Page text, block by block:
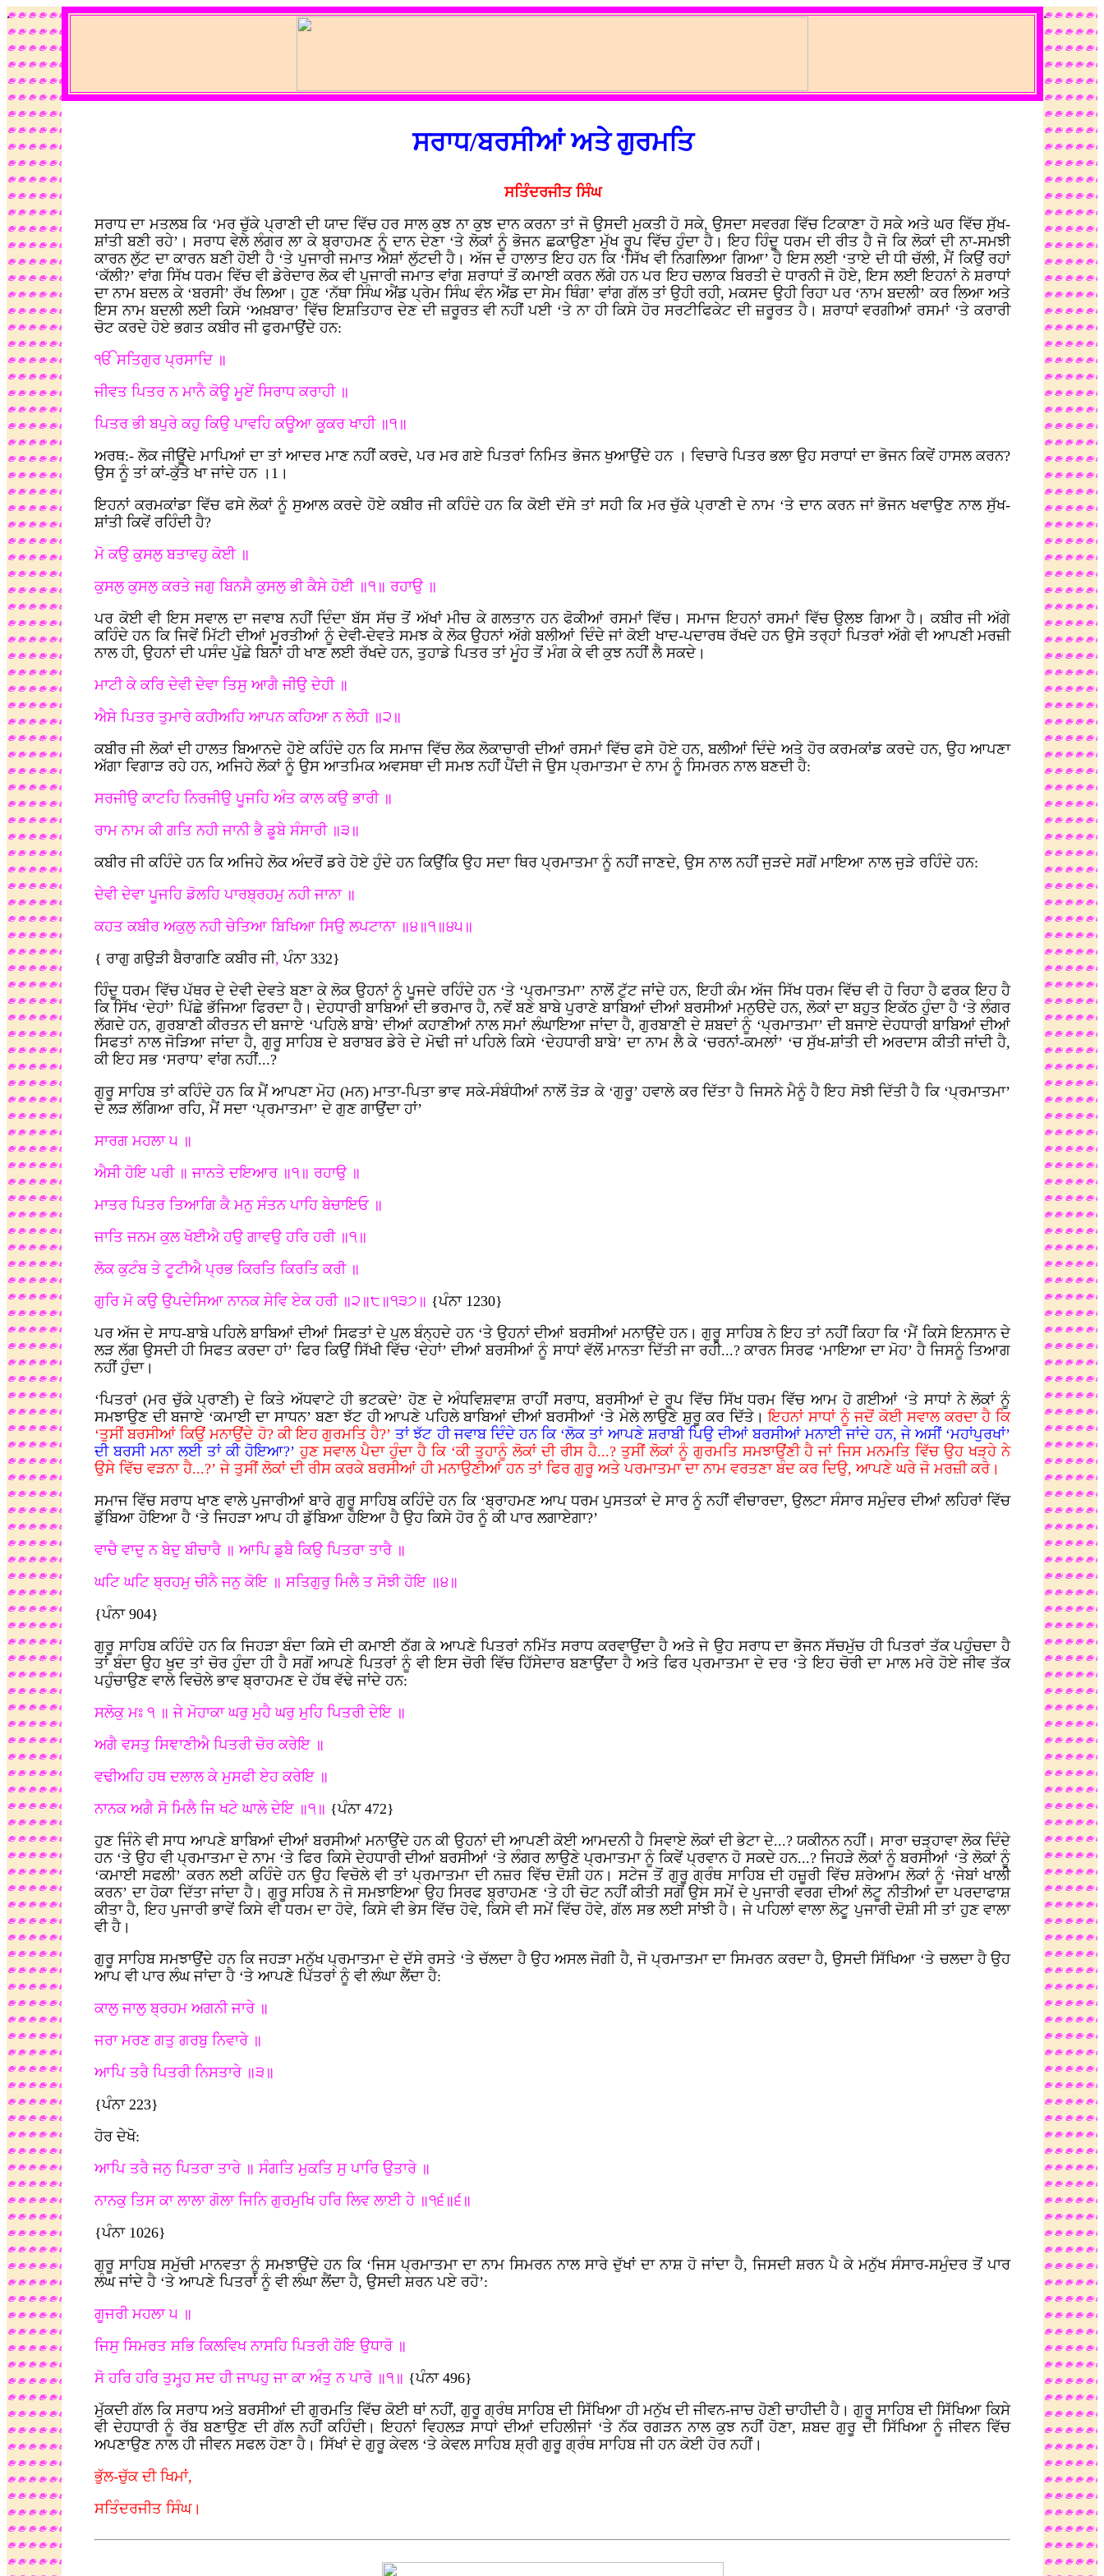
.
ਸਰਾਧ/ਬਰਸੀਆਂ ਅਤੇ ਗੁਰਮਤਿ
ਸਤਿੰਦਰਜੀਤ ਸਿੰਘ
ਸਰਾਧ ਦਾ ਮਤਲਬ ਕਿ ‘ਮਰ ਚੁੱਕੇ ਪ੍ਰਾਣੀ ਦੀ ਯਾਦ ਵਿੱਚ ਹਰ ਸਾਲ ਕੁਝ ਨਾ ਕੁਝ ਦਾਨ ਕਰਨਾ ਤਾਂ ਜੋ ਉਸਦੀ ਮੁਕਤੀ ਹੋ ਸਕੇ, ਉਸਦਾ ਸਵਰਗ ਵਿੱਚ ਟਿਕਾਣਾ ਹੋ ਸਕੇ ਅਤੇ ਘਰ ਵਿੱਚ ਸੁੱਖ-
ਸ਼ਾਂਤੀ ਬਣੀ ਰਹੇ’। ਸਰਾਧ ਵੇਲੇ ਲੰਗਰ ਲਾ ਕੇ ਬ੍ਰਾਹਮਣ ਨੂੰ ਦਾਨ ਦੇਣਾ ‘ਤੇ ਲੋਕਾਂ ਨੂੰ ਭੋਜਨ ਛਕਾਉਣਾ ਮੁੱਖ ਰੂਪ ਵਿੱਚ ਹੁੰਦਾ ਹੈ। ਇਹ ਹਿੰਦੂ ਧਰਮ ਦੀ ਰੀਤ ਹੈ ਜੋ ਕਿ ਲੋਕਾਂ ਦੀ ਨਾ-ਸਮਝੀ
ਕਾਰਨ ਲੁੱਟ ਦਾ ਕਾਰਨ ਬਣੀ ਹੋਈ ਹੈ ‘ਤੇ ਪੁਜਾਰੀ ਜਮਾਤ ਐਸ਼ਾਂ ਲੁੱਟਦੀ ਹੈ। ਅੱਜ ਦੇ ਹਾਲਾਤ ਇਹ ਹਨ ਕਿ ‘ਸਿੱਖ ਵੀ ਨਿਗਲਿਆ ਗਿਆ’ ਹੈ ਇਸ ਲਈ ‘ਤਾਏ ਦੀ ਧੀ ਚੱਲੀ, ਮੈਂ ਕਿਉਂ ਰਹਾਂ
‘ਕੱਲੀ?’ ਵਾਂਗ ਸਿੱਖ ਧਰਮ ਵਿੱਚ ਵੀ ਡੇਰੇਦਾਰ ਲੋਕ ਵੀ ਪੁਜਾਰੀ ਜਮਾਤ ਵਾਂਗ ਸ਼ਰਾਧਾਂ ਤੋਂ ਕਮਾਈ ਕਰਨ ਲੱਗੇ ਹਨ ਪਰ ਇਹ ਚਲਾਕ ਬਿਰਤੀ ਦੇ ਧਾਰਨੀ ਜੋ ਹੋਏ, ਇਸ ਲਈ ਇਹਨਾਂ ਨੇ ਸ਼ਰਾਧਾਂ
ਦਾ ਨਾਮ ਬਦਲ ਕੇ ‘ਬਰਸੀ’ ਰੱਖ ਲਿਆ। ਹੁਣ ‘ਨੱਥਾ ਸਿੰਘ ਐਂਡ ਪ੍ਰੇਮ ਸਿੰਘ ਵੰਨ ਐਂਡ ਦਾ ਸੇਮ ਥਿੰਗ’ ਵਾਂਗ ਗੱਲ ਤਾਂ ਉਹੀ ਰਹੀ, ਮਕਸਦ ਉਹੀ ਰਿਹਾ ਪਰ ‘ਨਾਮ ਬਦਲੀ’ ਕਰ ਲਿਆ ਅਤੇ
ਇਸ ਨਾਮ ਬਦਲੀ ਲਈ ਕਿਸੇ ‘ਅਖ਼ਬਾਰ’ ਵਿੱਚ ਇਸ਼ਤਿਹਾਰ ਦੇਣ ਦੀ ਜ਼ਰੂਰਤ ਵੀ ਨਹੀਂ ਪਈ ‘ਤੇ ਨਾ ਹੀ ਕਿਸੇ ਹੋਰ ਸਰਟੀਫਿਕੇਟ ਦੀ ਜ਼ਰੂਰਤ ਹੈ। ਸ਼ਰਾਧਾਂ ਵਰਗੀਆਂ ਰਸਮਾਂ ‘ਤੇ ਕਰਾਰੀ
ਚੋਟ ਕਰਦੇ ਹੋਏ ਭਗਤ ਕਬੀਰ ਜੀ ਫੁਰਮਾਉਂਦੇ ਹਨ:
ੴ ਸਤਿਗੁਰ ਪ੍ਰਸਾਦਿ ॥
ਜੀਵਤ ਪਿਤਰ ਨ ਮਾਨੈ ਕੋਊ ਮੂਏਂ ਸਿਰਾਧ ਕਰਾਹੀ ॥
ਪਿਤਰ ਭੀ ਬਪੁਰੇ ਕਹੁ ਕਿਉ ਪਾਵਹਿ ਕਊਆ ਕੂਕਰ ਖਾਹੀ ॥੧॥
ਅਰਥ:- ਲੋਕ ਜੀਊਂਦੇ ਮਾਪਿਆਂ ਦਾ ਤਾਂ ਆਦਰ ਮਾਣ ਨਹੀਂ ਕਰਦੇ, ਪਰ ਮਰ ਗਏ ਪਿਤਰਾਂ ਨਿਮਿਤ ਭੋਜਨ ਖੁਆਉਂਦੇ ਹਨ । ਵਿਚਾਰੇ ਪਿਤਰ ਭਲਾ ਉਹ ਸਰਾਧਾਂ ਦਾ ਭੋਜਨ ਕਿਵੇਂ ਹਾਸਲ ਕਰਨ?
ਉਸ ਨੂੰ ਤਾਂ ਕਾਂ-ਕੁੱਤੇ ਖਾ ਜਾਂਦੇ ਹਨ ।1।
ਇਹਨਾਂ ਕਰਮਕਾਂਡਾ ਵਿੱਚ ਫਸੇ ਲੋਕਾਂ ਨੂੰ ਸੁਆਲ ਕਰਦੇ ਹੋਏ ਕਬੀਰ ਜੀ ਕਹਿੰਦੇ ਹਨ ਕਿ ਕੋਈ ਦੱਸੇ ਤਾਂ ਸਹੀ ਕਿ ਮਰ ਚੁੱਕੇ ਪ੍ਰਾਣੀ ਦੇ ਨਾਮ ‘ਤੇ ਦਾਨ ਕਰਨ ਜਾਂ ਭੋਜਨ ਖਵਾਉਣ ਨਾਲ ਸੁੱਖ-
ਸ਼ਾਂਤੀ ਕਿਵੇਂ ਰਹਿੰਦੀ ਹੈ?
ਮੋ ਕਉ ਕੁਸਲੁ ਬਤਾਵਹੁ ਕੋਈ ॥
ਕੁਸਲੁ ਕੁਸਲੁ ਕਰਤੇ ਜਗੁ ਬਿਨਸੈ ਕੁਸਲੁ ਭੀ ਕੈਸੇ ਹੋਈ ॥੧॥ ਰਹਾਉ ॥
ਪਰ ਕੋਈ ਵੀ ਇਸ ਸਵਾਲ ਦਾ ਜਵਾਬ ਨਹੀਂ ਦਿੰਦਾ ਬੱਸ ਸੱਚ ਤੋਂ ਅੱਖਾਂ ਮੀਚ ਕੇ ਗਲਤਾਨ ਹਨ ਫੋਕੀਆਂ ਰਸਮਾਂ ਵਿੱਚ। ਸਮਾਜ ਇਹਨਾਂ ਰਸਮਾਂ ਵਿੱਚ ਉਲਝ ਗਿਆ ਹੈ। ਕਬੀਰ ਜੀ ਅੱਗੇ
ਕਹਿੰਦੇ ਹਨ ਕਿ ਜਿਵੇਂ ਮਿੱਟੀ ਦੀਆਂ ਮੂਰਤੀਆਂ ਨੂੰ ਦੇਵੀ-ਦੇਵਤੇ ਸਮਝ ਕੇ ਲੋਕ ਉਹਨਾਂ ਅੱਗੇ ਬਲੀਆਂ ਦਿੰਦੇ ਜਾਂ ਕੋਈ ਖਾਦ-ਪਦਾਰਥ ਰੱਖਦੇ ਹਨ ਉਸੇ ਤਰ੍ਹਾਂ ਪਿਤਰਾਂ ਅੱਗੇ ਵੀ ਆਪਣੀ ਮਰਜ਼ੀ
ਨਾਲ ਹੀ, ਉਹਨਾਂ ਦੀ ਪਸੰਦ ਪੁੱਛੇ ਬਿਨਾਂ ਹੀ ਖਾਣ ਲਈ ਰੱਖਦੇ ਹਨ, ਤੁਹਾਡੇ ਪਿਤਰ ਤਾਂ ਮੂੰਹ ਤੋਂ ਮੰਗ ਕੇ ਵੀ ਕੁਝ ਨਹੀਂ ਲੈ ਸਕਦੇ।
ਮਾਟੀ ਕੇ ਕਰਿ ਦੇਵੀ ਦੇਵਾ ਤਿਸੁ ਆਗੈ ਜੀਉ ਦੇਹੀ ॥
ਐਸੇ ਪਿਤਰ ਤੁਮਾਰੇ ਕਹੀਅਹਿ ਆਪਨ ਕਹਿਆ ਨ ਲੇਹੀ ॥੨॥
ਕਬੀਰ ਜੀ ਲੋਕਾਂ ਦੀ ਹਾਲਤ ਬਿਆਨਦੇ ਹੋਏ ਕਹਿੰਦੇ ਹਨ ਕਿ ਸਮਾਜ ਵਿੱਚ ਲੋਕ ਲੋਕਾਚਾਰੀ ਦੀਆਂ ਰਸਮਾਂ ਵਿੱਚ ਫਸੇ ਹੋਏ ਹਨ, ਬਲੀਆਂ ਦਿੰਦੇ ਅਤੇ ਹੋਰ ਕਰਮਕਾਂਡ ਕਰਦੇ ਹਨ, ਉਹ ਆਪਣਾ
ਅੱਗਾ ਵਿਗਾੜ ਰਹੇ ਹਨ, ਅਜਿਹੇ ਲੋਕਾਂ ਨੂੰ ਉਸ ਆਤਮਿਕ ਅਵਸਥਾ ਦੀ ਸਮਝ ਨਹੀਂ ਪੈਂਦੀ ਜੋ ਉਸ ਪ੍ਰਮਾਤਮਾ ਦੇ ਨਾਮ ਨੂੰ ਸਿਮਰਨ ਨਾਲ ਬਣਦੀ ਹੈ:
ਸਰਜੀਉ ਕਾਟਹਿ ਨਿਰਜੀਉ ਪੂਜਹਿ ਅੰਤ ਕਾਲ ਕਉ ਭਾਰੀ ॥
ਰਾਮ ਨਾਮ ਕੀ ਗਤਿ ਨਹੀ ਜਾਨੀ ਭੈ ਡੂਬੇ ਸੰਸਾਰੀ ॥੩॥
ਕਬੀਰ ਜੀ ਕਹਿੰਦੇ ਹਨ ਕਿ ਅਜਿਹੇ ਲੋਕ ਅੰਦਰੋਂ ਡਰੇ ਹੋਏ ਹੁੰਦੇ ਹਨ ਕਿਉਂਕਿ ਉਹ ਸਦਾ ਥਿਰ ਪ੍ਰਮਾਤਮਾ ਨੂੰ ਨਹੀਂ ਜਾਣਦੇ, ਉਸ ਨਾਲ ਨਹੀਂ ਜੁੜਦੇ ਸਗੋਂ ਮਾਇਆ ਨਾਲ ਜੁੜੇ ਰਹਿੰਦੇ ਹਨ:
ਦੇਵੀ ਦੇਵਾ ਪੂਜਹਿ ਡੋਲਹਿ ਪਾਰਬ੍ਰਹਮੁ ਨਹੀ ਜਾਨਾ ॥
ਕਹਤ ਕਬੀਰ ਅਕੁਲੁ ਨਹੀ ਚੇਤਿਆ ਬਿਖਿਆ ਸਿਉ ਲਪਟਾਨਾ ॥੪॥੧॥੪੫॥
{ ਰਾਗੁ ਗਉੜੀ ਬੈਰਾਗਣਿ ਕਬੀਰ ਜੀ, ਪੰਨਾ 332}
ਹਿੰਦੂ ਧਰਮ ਵਿੱਚ ਪੱਥਰ ਦੇ ਦੇਵੀ ਦੇਵਤੇ ਬਣਾ ਕੇ ਲੋਕ ਉਹਨਾਂ ਨੂੰ ਪੂਜਦੇ ਰਹਿੰਦੇ ਹਨ ‘ਤੇ ‘ਪ੍ਰਮਾਤਮਾ’ ਨਾਲੋਂ ਟੁੱਟ ਜਾਂਦੇ ਹਨ, ਇਹੀ ਕੰਮ ਅੱਜ ਸਿੱਖ ਧਰਮ ਵਿੱਚ ਵੀ ਹੋ ਰਿਹਾ ਹੈ ਫਰਕ ਇਹ ਹੈ
ਕਿ ਸਿੱਖ ‘ਦੇਹਾਂ’ ਪਿੱਛੇ ਭੱਜਿਆ ਫਿਰਦਾ ਹੈ। ਦੇਹਧਾਰੀ ਬਾਬਿਆਂ ਦੀ ਭਰਮਾਰ ਹੈ, ਨਵੇਂ ਬਣੇ ਬਾਬੇ ਪੁਰਾਣੇ ਬਾਬਿਆਂ ਦੀਆਂ ਬਰਸੀਆਂ ਮਨੁੳਦੇ ਹਨ, ਲੋਕਾਂ ਦਾ ਬਹੁਤ ਇਕੱਠ ਹੁੰਦਾ ਹੈ ‘ਤੇ ਲੰਗਰ
ਲੱਗਦੇ ਹਨ, ਗੁਰਬਾਣੀ ਕੀਰਤਨ ਦੀ ਬਜਾਏ ‘ਪਹਿਲੇ ਬਾਬੇ’ ਦੀਆਂ ਕਹਾਣੀਆਂ ਨਾਲ ਸਮਾਂ ਲੰਘਾਇਆ ਜਾਂਦਾ ਹੈ, ਗੁਰਬਾਣੀ ਦੇ ਸ਼ਬਦਾਂ ਨੂੰ ‘ਪ੍ਰਮਾਤਮਾ’ ਦੀ ਬਜਾਏ ਦੇਹਧਾਰੀ ਬਾਬਿਆਂ ਦੀਆਂ
ਸਿਫਤਾਂ ਨਾਲ ਜੋੜਿਆ ਜਾਂਦਾ ਹੈ, ਗੁਰੂ ਸਾਹਿਬ ਦੇ ਬਰਾਬਰ ਡੇਰੇ ਦੇ ਮੋਢੀ ਜਾਂ ਪਹਿਲੇ ਕਿਸੇ ‘ਦੇਹਧਾਰੀ ਬਾਬੇ’ ਦਾ ਨਾਮ ਲੈ ਕੇ ‘ਚਰਨਾਂ-ਕਮਲਾਂ’ ‘ਚ ਸੁੱਖ-ਸ਼ਾਂਤੀ ਦੀ ਅਰਦਾਸ ਕੀਤੀ ਜਾਂਦੀ ਹੈ,
ਕੀ ਇਹ ਸਭ ‘ਸਰਾਧ’ ਵਾਂਗ ਨਹੀਂ...?
ਗੁਰੂ ਸਾਹਿਬ ਤਾਂ ਕਹਿੰਦੇ ਹਨ ਕਿ ਮੈਂ ਆਪਣਾ ਮੋਹ (ਮਨ) ਮਾਤਾ-ਪਿਤਾ ਭਾਵ ਸਕੇ-ਸੰਬੰਧੀਆਂ ਨਾਲੋਂ ਤੋੜ ਕੇ ‘ਗੁਰੂ’ ਹਵਾਲੇ ਕਰ ਦਿੱਤਾ ਹੈ ਜਿਸਨੇ ਮੈਨੂੰ ਹੈ ਇਹ ਸੋਝੀ ਦਿੱਤੀ ਹੈ ਕਿ ‘ਪ੍ਰਮਾਤਮਾ’
ਦੇ ਲੜ ਲੱਗਿਆ ਰਹਿ, ਮੈਂ ਸਦਾ ‘ਪ੍ਰਮਾਤਮਾ’ ਦੇ ਗੁਣ ਗਾਉਂਦਾ ਹਾਂ’
ਸਾਰਗ ਮਹਲਾ ੫ ॥
ਐਸੀ ਹੋਇ ਪਰੀ ॥ ਜਾਨਤੇ ਦਇਆਰ ॥੧॥ ਰਹਾਉ ॥
ਮਾਤਰ ਪਿਤਰ ਤਿਆਗਿ ਕੈ ਮਨੁ ਸੰਤਨ ਪਾਹਿ ਬੇਚਾਇਓ ॥
ਜਾਤਿ ਜਨਮ ਕੁਲ ਖੋਈਐ ਹਉ ਗਾਵਉ ਹਰਿ ਹਰੀ ॥੧॥
ਲੋਕ ਕੁਟੰਬ ਤੇ ਟੂਟੀਐ ਪ੍ਰਭ ਕਿਰਤਿ ਕਿਰਤਿ ਕਰੀ ॥
ਗੁਰਿ ਮੋ ਕਉ ਉਪਦੇਸਿਆ ਨਾਨਕ ਸੇਵਿ ਏਕ ਹਰੀ ॥੨॥੮॥੧੩੭॥ {ਪੰਨਾ 1230}
ਪਰ ਅੱਜ ਦੇ ਸਾਧ-ਬਾਬੇ ਪਹਿਲੇ ਬਾਬਿਆਂ ਦੀਆਂ ਸਿਫਤਾਂ ਦੇ ਪੁਲ ਬੰਨ੍ਹਦੇ ਹਨ ‘ਤੇ ਉਹਨਾਂ ਦੀਆਂ ਬਰਸੀਆਂ ਮਨਾਉਂਦੇ ਹਨ। ਗੁਰੂ ਸਾਹਿਬ ਨੇ ਇਹ ਤਾਂ ਨਹੀਂ ਕਿਹਾ ਕਿ ‘ਮੈਂ ਕਿਸੇ ਇਨਸਾਨ ਦੇ
ਲੜ ਲੱਗ ਉਸਦੀ ਹੀ ਸਿਫਤ ਕਰਦਾ ਹਾਂ’ ਫਿਰ ਕਿਉਂ ਸਿੱਖੀ ਵਿੱਚ ‘ਦੇਹਾਂ’ ਦੀਆਂ ਬਰਸੀਆਂ ਨੂੰ ਸਾਧਾਂ ਵੱਲੋਂ ਮਾਨਤਾ ਦਿੱਤੀ ਜਾ ਰਹੀ...? ਕਾਰਨ ਸਿਰਫ ‘ਮਾਇਆ ਦਾ ਮੋਹ’ ਹੈ ਜਿਸਨੂੰ ਤਿਆਗ
ਨਹੀਂ ਹੁੰਦਾ।
‘ਪਿਤਰਾਂ (ਮਰ ਚੁੱਕੇ ਪ੍ਰਾਣੀ) ਦੇ ਕਿਤੇ ਅੱਧਵਾਟੇ ਹੀ ਭਟਕਦੇ’ ਹੋਣ ਦੇ ਅੰਧਵਿਸ਼ਵਾਸ਼ ਰਾਹੀਂ ਸਰਾਧ, ਬਰਸੀਆਂ ਦੇ ਰੂਪ ਵਿੱਚ ਸਿੱਖ ਧਰਮ ਵਿੱਚ ਆਮ ਹੋ ਗਈਆਂ ‘ਤੇ ਸਾਧਾਂ ਨੇ ਲੋਕਾਂ ਨੂੰ
ਸਮਝਾਉਣ ਦੀ ਬਜਾਏ ‘ਕਮਾਈ ਦਾ ਸਾਧਨ’ ਬਣਾ ਝੱਟ ਹੀ ਆਪਣੇ ਪਹਿਲੇ ਬਾਬਿਆਂ ਦੀਆਂ ਬਰਸੀਆਂ ‘ਤੇ ਮੇਲੇ ਲਾਉਣੇ ਸ਼ੁਰੂ ਕਰ ਦਿੱਤੇ। ਇਹਨਾਂ ਸਾਧਾਂ ਨੂੰ ਜਦੋਂ ਕੋਈ ਸਵਾਲ ਕਰਦਾ ਹੈ ਕਿ
‘ਤੁਸੀਂ ਬਰਸੀਆਂ ਕਿਉਂ ਮਨਾਉਂਦੇ ਹੋ? ਕੀ ਇਹ ਗੁਰਮਤਿ ਹੈ?’ ਤਾਂ ਝੱਟ ਹੀ ਜਵਾਬ ਦਿੰਦੇ ਹਨ ਕਿ ‘ਲੋਕ ਤਾਂ ਆਪਣੇ ਸ਼ਰਾਬੀ ਪਿਉ ਦੀਆਂ ਬਰਸੀਆਂ ਮਨਾਈ ਜਾਂਦੇ ਹਨ, ਜੇ ਅਸੀਂ ‘ਮਹਾਂਪੁਰਖਾਂ’
ਦੀ ਬਰਸੀ ਮਨਾ ਲਈ ਤਾਂ ਕੀ ਹੋਇਆ?’ ਹੁਣ ਸਵਾਲ ਪੈਦਾ ਹੁੰਦਾ ਹੈ ਕਿ ‘ਕੀ ਤੁਹਾਨੂੰ ਲੋਕਾਂ ਦੀ ਰੀਸ ਹੈ...? ਤੁਸੀਂ ਲੋਕਾਂ ਨੂੰ ਗੁਰਮਤਿ ਸਮਝਾਉਂਣੀ ਹੈ ਜਾਂ ਜਿਸ ਮਨਮਤਿ ਵਿੱਚ ਉਹ ਖੜ੍ਹੇ ਨੇ
ਉਸੇ ਵਿੱਚ ਵੜਨਾ ਹੈ...?’ ਜੇ ਤੁਸੀਂ ਲੋਕਾਂ ਦੀ ਰੀਸ ਕਰਕੇ ਬਰਸੀਆਂ ਹੀ ਮਨਾਉਣੀਆਂ ਹਨ ਤਾਂ ਫਿਰ ਗੁਰੂ ਅਤੇ ਪਰਮਾਤਮਾ ਦਾ ਨਾਮ ਵਰਤਣਾ ਬੰਦ ਕਰ ਦਿਉ, ਆਪਣੇ ਘਰੇ ਜੋ ਮਰਜ਼ੀ ਕਰੋ।
ਸਮਾਜ ਵਿੱਚ ਸਰਾਧ ਖਾਣ ਵਾਲੇ ਪੁਜਾਰੀਆਂ ਬਾਰੇ ਗੁਰੂ ਸਾਹਿਬ ਕਹਿੰਦੇ ਹਨ ਕਿ ‘ਬ੍ਰਾਹਮਣ ਆਪ ਧਰਮ ਪੁਸਤਕਾਂ ਦੇ ਸਾਰ ਨੂੰ ਨਹੀਂ ਵੀਚਾਰਦਾ, ਉਲਟਾ ਸੰਸਾਰ ਸਮੁੰਦਰ ਦੀਆਂ ਲਹਿਰਾਂ ਵਿੱਚ
ਡੁੱਬਿਆ ਹੋਇਆ ਹੈ ‘ਤੇ ਜਿਹੜਾ ਆਪ ਹੀ ਡੁੱਬਿਆ ਹੋਇਆ ਹੈ ਉਹ ਕਿਸੇ ਹੋਰ ਨੂੰ ਕੀ ਪਾਰ ਲਗਾਏਗਾ?’
ਵਾਚੈ ਵਾਦੁ ਨ ਬੇਦੁ ਬੀਚਾਰੈ ॥ ਆਪਿ ਡੁਬੈ ਕਿਉ ਪਿਤਰਾ ਤਾਰੈ ॥
ਘਟਿ ਘਟਿ ਬ੍ਰਹਮੁ ਚੀਨੈ ਜਨੁ ਕੋਇ ॥ ਸਤਿਗੁਰੁ ਮਿਲੈ ਤ ਸੋਝੀ ਹੋਇ ॥੪॥
{ਪੰਨਾ 904}
ਗੁਰੂ ਸਾਹਿਬ ਕਹਿੰਦੇ ਹਨ ਕਿ ਜਿਹੜਾ ਬੰਦਾ ਕਿਸੇ ਦੀ ਕਮਾਈ ਠੱਗ ਕੇ ਆਪਣੇ ਪਿਤਰਾਂ ਨਮਿੱਤ ਸਰਾਧ ਕਰਵਾਉਂਦਾ ਹੈ ਅਤੇ ਜੇ ਉਹ ਸਰਾਧ ਦਾ ਭੋਜਨ ਸੱਚਮੁੱਚ ਹੀ ਪਿਤਰਾਂ ਤੱਕ ਪਹੁੰਚਦਾ ਹੈ
ਤਾਂ ਬੰਦਾ ਉਹ ਖੁਦ ਤਾਂ ਚੋਰ ਹੁੰਦਾ ਹੀ ਹੈ ਸਗੋਂ ਆਪਣੇ ਪਿਤਰਾਂ ਨੂੰ ਵੀ ਇਸ ਚੋਰੀ ਵਿੱਚ ਹਿੱਸੇਦਾਰ ਬਣਾਉਂਦਾ ਹੈ ਅਤੇ ਫਿਰ ਪ੍ਰਮਾਤਮਾ ਦੇ ਦਰ ‘ਤੇ ਇਹ ਚੋਰੀ ਦਾ ਮਾਲ ਮਰੇ ਹੋਏ ਜੀਵ ਤੱਕ
ਪਹੁੰਚਾਉਣ ਵਾਲੇ ਵਿਚੋਲੇ ਭਾਵ ਬ੍ਰਾਹਮਣ ਦੇ ਹੱਥ ਵੱਢੇ ਜਾਂਦੇ ਹਨ:
ਸਲੋਕੁ ਮਃ ੧ ॥ ਜੇ ਮੋਹਾਕਾ ਘਰੁ ਮੁਹੈ ਘਰੁ ਮੁਹਿ ਪਿਤਰੀ ਦੇਇ ॥
ਅਗੈ ਵਸਤੁ ਸਿਞਾਣੀਐ ਪਿਤਰੀ ਚੋਰ ਕਰੇਇ ॥
ਵਢੀਅਹਿ ਹਥ ਦਲਾਲ ਕੇ ਮੁਸਫੀ ਏਹ ਕਰੇਇ ॥
ਨਾਨਕ ਅਗੈ ਸੋ ਮਿਲੈ ਜਿ ਖਟੇ ਘਾਲੇ ਦੇਇ ॥੧॥ {ਪੰਨਾ 472}
ਹੁਣ ਜਿੰਨੇ ਵੀ ਸਾਧ ਆਪਣੇ ਬਾਬਿਆਂ ਦੀਆਂ ਬਰਸੀਆਂ ਮਨਾਉਂਦੇ ਹਨ ਕੀ ਉਹਨਾਂ ਦੀ ਆਪਣੀ ਕੋਈ ਆਮਦਨੀ ਹੈ ਸਿਵਾਏ ਲੋਕਾਂ ਦੀ ਭੇਟਾ ਦੇ...? ਯਕੀਨਨ ਨਹੀਂ। ਸਾਰਾ ਚੜ੍ਹਾਵਾ ਲੋਕ ਦਿੰਦੇ
ਹਨ ‘ਤੇ ਉਹ ਵੀ ਪ੍ਰਮਾਤਮਾ ਦੇ ਨਾਮ ‘ਤੇ ਫਿਰ ਕਿਸੇ ਦੇਹਧਾਰੀ ਦੀਆਂ ਬਰਸੀਆਂ ‘ਤੇ ਲੰਗਰ ਲਾਉਣੇ ਪ੍ਰਮਾਤਮਾ ਨੂੰ ਕਿਵੇਂ ਪ੍ਰਵਾਨ ਹੋ ਸਕਦੇ ਹਨ...? ਜਿਹੜੇ ਲੋਕਾਂ ਨੂੰ ਬਰਸੀਆਂ ‘ਤੇ ਲੋਕਾਂ ਨੂੰ
‘ਕਮਾਈ ਸਫਲੀ’ ਕਰਨ ਲਈ ਕਹਿੰਦੇ ਹਨ ਉਹ ਵਿਚੋਲੇ ਵੀ ਤਾਂ ਪ੍ਰਮਾਤਮਾ ਦੀ ਨਜ਼ਰ ਵਿੱਚ ਦੋਸ਼ੀ ਹਨ। ਸਟੇਜ ਤੋਂ ਗੁਰੂ ਗ੍ਰੰਥ ਸਾਹਿਬ ਦੀ ਹਜ਼ੂਰੀ ਵਿੱਚ ਸ਼ਰੇਆਮ ਲੋਕਾਂ ਨੂੰ ‘ਜੇਬਾਂ ਖਾਲੀ
ਕਰਨ’ ਦਾ ਹੋਕਾ ਦਿੱਤਾ ਜਾਂਦਾ ਹੈ। ਗੁਰੂ ਸਹਿਬ ਨੇ ਜੋ ਸਮਝਾਇਆ ਉਹ ਸਿਰਫ ਬ੍ਰਾਹਮਣ ‘ਤੇ ਹੀ ਚੋਟ ਨਹੀਂ ਕੀਤੀ ਸਗੋਂ ਉਸ ਸਮੇਂ ਦੇ ਪੁਜਾਰੀ ਵਰਗ ਦੀਆਂ ਲੋਟੂ ਨੀਤੀਆਂ ਦਾ ਪਰਦਾਫਾਸ਼
ਕੀਤਾ ਹੈ, ਇਹ ਪੁਜਾਰੀ ਭਾਵੇਂ ਕਿਸੇ ਵੀ ਧਰਮ ਦਾ ਹੋਵੇ, ਕਿਸੇ ਵੀ ਭੇਸ ਵਿੱਚ ਹੋਵੇ, ਕਿਸੇ ਵੀ ਸਮੇਂ ਵਿੱਚ ਹੋਵੇ, ਗੱਲ ਸਭ ਲਈ ਸਾਂਝੀ ਹੈ। ਜੇ ਪਹਿਲਾਂ ਵਾਲਾ ਲੋਟੂ ਪੁਜਾਰੀ ਦੋਸ਼ੀ ਸੀ ਤਾਂ ਹੁਣ ਵਾਲਾ
ਵੀ ਹੈ।
ਗੁਰੂ ਸਾਹਿਬ ਸਮਝਾਉਂਦੇ ਹਨ ਕਿ ਜਹੜਾ ਮਨੁੱਖ ਪ੍ਰਮਾਤਮਾ ਦੇ ਦੱਸੇ ਰਸਤੇ ‘ਤੇ ਚੱਲਦਾ ਹੈ ਉਹ ਅਸਲ ਜੋਗੀ ਹੈ, ਜੋ ਪ੍ਰਮਾਤਮਾ ਦਾ ਸਿਮਰਨ ਕਰਦਾ ਹੈ, ਉਸਦੀ ਸਿੱਖਿਆ ‘ਤੇ ਚਲਦਾ ਹੈ ਉਹ
ਆਪ ਵੀ ਪਾਰ ਲੰਘ ਜਾਂਦਾ ਹੈ ‘ਤੇ ਆਪਣੇ ਪਿੱਤਰਾਂ ਨੂੰ ਵੀ ਲੰਘਾ ਲੈਂਦਾ ਹੈ:
ਕਾਲੁ ਜਾਲੁ ਬ੍ਰਹਮ ਅਗਨੀ ਜਾਰੇ ॥
ਜਰਾ ਮਰਣ ਗਤੁ ਗਰਬੁ ਨਿਵਾਰੇ ॥
ਆਪਿ ਤਰੈ ਪਿਤਰੀ ਨਿਸਤਾਰੇ ॥੩॥
{ਪੰਨਾ 223}
ਹੋਰ ਦੇਖੋ:
ਆਪਿ ਤਰੈ ਜਨੁ ਪਿਤਰਾ ਤਾਰੇ ॥ ਸੰਗਤਿ ਮੁਕਤਿ ਸੁ ਪਾਰਿ ਉਤਾਰੇ ॥
ਨਾਨਕੁ ਤਿਸ ਕਾ ਲਾਲਾ ਗੋਲਾ ਜਿਨਿ ਗੁਰਮੁਖਿ ਹਰਿ ਲਿਵ ਲਾਈ ਹੇ ॥੧੬॥੬॥
{ਪੰਨਾ 1026}
ਗੁਰੂ ਸਾਹਿਬ ਸਮੁੱਚੀ ਮਾਨਵਤਾ ਨੂੰ ਸਮਝਾਉਂਦੇ ਹਨ ਕਿ ‘ਜਿਸ ਪ੍ਰਮਾਤਮਾ ਦਾ ਨਾਮ ਸਿਮਰਨ ਨਾਲ ਸਾਰੇ ਦੁੱਖਾਂ ਦਾ ਨਾਸ਼ ਹੋ ਜਾਂਦਾ ਹੈ, ਜਿਸਦੀ ਸ਼ਰਨ ਪੈ ਕੇ ਮਨੁੱਖ ਸੰਸਾਰ-ਸਮੁੰਦਰ ਤੋਂ ਪਾਰ
ਲੰਘ ਜਾਂਦੇ ਹੈ ‘ਤੇ ਆਪਣੇ ਪਿਤਰਾਂ ਨੂੰ ਵੀ ਲੰਘਾ ਲੈਂਦਾ ਹੈ, ਉਸਦੀ ਸ਼ਰਨ ਪਏ ਰਹੋ’:
ਗੂਜਰੀ ਮਹਲਾ ੫ ॥
ਜਿਸੁ ਸਿਮਰਤ ਸਭਿ ਕਿਲਵਿਖ ਨਾਸਹਿ ਪਿਤਰੀ ਹੋਇ ਉਧਾਰੋ ॥
ਸੋ ਹਰਿ ਹਰਿ ਤੁਮ੍ਹ੍ਹ ਸਦ ਹੀ ਜਾਪਹੁ ਜਾ ਕਾ ਅੰਤੁ ਨ ਪਾਰੋ ॥੧॥ {ਪੰਨਾ 496}
ਮੁੱਕਦੀ ਗੱਲ ਕਿ ਸਰਾਧ ਅਤੇ ਬਰਸੀਆਂ ਦੀ ਗੁਰਮਤਿ ਵਿੱਚ ਕੋਈ ਥਾਂ ਨਹੀਂ, ਗੁਰੂ ਗ੍ਰੰਥ ਸਾਹਿਬ ਦੀ ਸਿੱਖਿਆ ਹੀ ਮਨੁੱਖ ਦੀ ਜੀਵਨ-ਜਾਚ ਹੋਣੀ ਚਾਹੀਦੀ ਹੈ। ਗੁਰੂ ਸਾਹਿਬ ਦੀ ਸਿੱਖਿਆ ਕਿਸੇ
ਵੀ ਦੇਹਧਾਰੀ ਨੂੰ ਰੱਬ ਬਣਾਉਣ ਦੀ ਗੱਲ ਨਹੀਂ ਕਹਿੰਦੀ। ਇਹਨਾਂ ਵਿਹਲੜ ਸਾਧਾਂ ਦੀਆਂ ਦਹਿਲੀਜਾਂ ‘ਤੇ ਨੱਕ ਰਗੜਨ ਨਾਲ ਕੁਝ ਨਹੀਂ ਹੋਣਾ, ਸ਼ਬਦ ਗੁਰੂ ਦੀ ਸਿੱਖਿਆ ਨੂੰ ਜੀਵਨ ਵਿੱਚ
ਅਪਣਾਉਣ ਨਾਲ ਹੀ ਜੀਵਨ ਸਫਲ ਹੋਣਾ ਹੈ। ਸਿੱਖਾਂ ਦੇ ਗੁਰੂ ਕੇਵਲ ‘ਤੇ ਕੇਵਲ ਸਾਹਿਬ ਸ਼੍ਰੀ ਗੁਰੂ ਗ੍ਰੰਥ ਸਾਹਿਬ ਜੀ ਹਨ ਕੋਈ ਹੋਰ ਨਹੀਂ।
ਭੁੱਲ-ਚੁੱਕ ਦੀ ਖਿਮਾਂ,
ਸਤਿੰਦਰਜੀਤ ਸਿੰਘ।
.